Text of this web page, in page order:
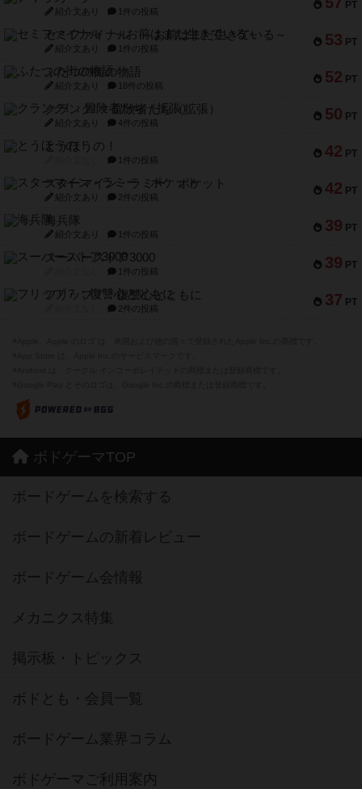
PT
紹介文あり 1件の投稿
53 PT
セミファイナル ～お前はまだ生きている～
紹介文あり 1件の投稿
52 PT
ふたつの街の物語
紹介文あり 18件の投稿
50 PT
クランク! ：冒険者たち（拡張）
紹介文あり 4件の投稿
42 PT
とうほうの！
1件の投稿
42 PT
スターマイン・ラミー ポケット
紹介文あり 2件の投稿
39 PT
海兵隊
紹介文あり 1件の投稿
39 PT
スーパーストア3000
1件の投稿
37 PT
フリップ７：復讐心とともに
2件の投稿
ボドゲーマTOP
ボードゲームを検索する
ボードゲームの新着レビュー
ボードゲーム会情報
メカニクス特集
掲示板・トピックス
ボドとも・会員一覧
ボードゲーム業界コラム
ボドゲーマご利用案内